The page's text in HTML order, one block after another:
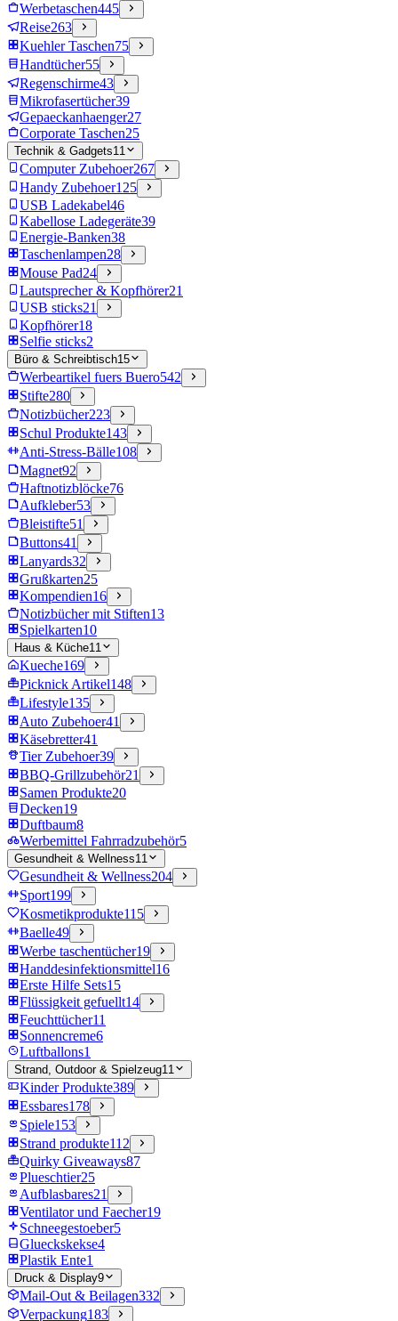
Werbetaschen445
Reise263
Kuehler Taschen75
Handtücher55
Regenschirme43
Mikrofasertücher39
Gepaeckanhaenger27
Corporate Taschen25
Technik & Gadgets11
Computer Zubehoer267
Handy Zubehoer125
USB Ladekabel46
Kabellose Ladegeräte39
Energie-Banken38
Taschenlampen28
Mouse Pad24
Lautsprecher & Kopfhörer21
USB sticks21
Kopfhörer18
Selfie sticks2
Büro & Schreibtisch15
Werbeartikel fuers Buero542
Stifte280
Notizbücher223
Schul Produkte143
Anti-Stress-Bälle108
Magnet92
Haftnotizblöcke76
Aufkleber53
Bleistifte51
Buttons41
Lanyards32
Grußkarten25
Kompendien16
Notizbücher mit Stiften13
Spielkarten10
Haus & Küche11
Kueche169
Picknick Artikel148
Lifestyle135
Auto Zubehoer41
Käsebretter41
Tier Zubehoer39
BBQ-Grillzubehör21
Samen Produkte20
Decken19
Duftbaum8
Werbemittel Fahrradzubehör5
Gesundheit & Wellness11
Gesundheit & Wellness204
Sport199
Kosmetikprodukte115
Baelle49
Werbe taschentücher19
Handdesinfektionsmittel16
Erste Hilfe Sets15
Flüssigkeit gefuellt14
Feuchttücher11
Sonnencreme6
Luftballons1
Strand, Outdoor & Spielzeug11
Kinder Produkte389
Essbares178
Spiele153
Strand produkte112
Quirky Giveaways87
Plueschtier25
Aufblasbares21
Ventilator und Faecher19
Schneegestoeber5
Glueckskekse4
Plastik Ente1
Druck & Display9
Mail-Out & Beilagen332
Verpackung183